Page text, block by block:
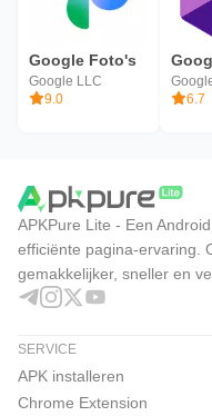
Google Foto's
Google LLC
9.0
6.7
APKPure Lite - Een
efficiënte pagina-ervaring.
gemakkelijker, sneller en
SERVICE
APK installeren
Chrome Extension